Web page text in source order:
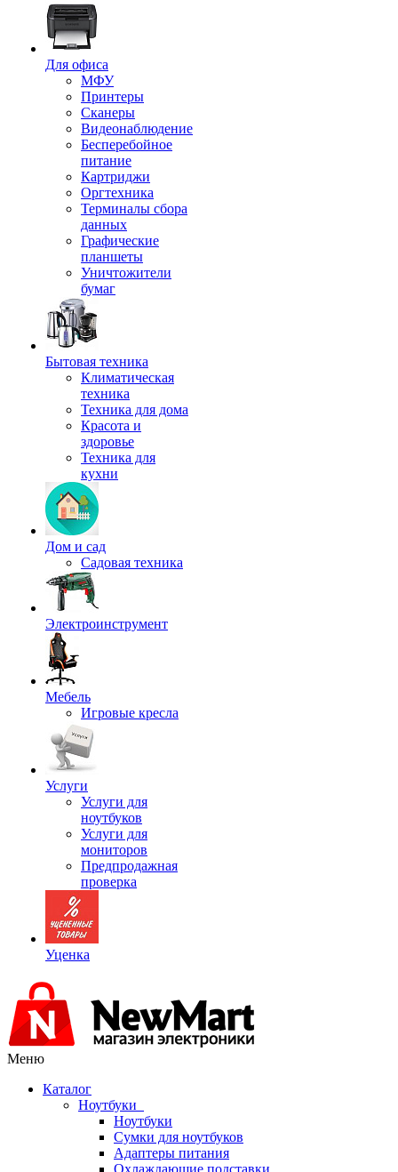
Для офиса
МФУ
Принтеры
Сканеры
Видеонаблюдение
Бесперебойное
питание
Картриджи
Оргтехника
Терминалы сбора
данных
Графические
планшеты
Уничтожители
бумаг
Бытовая техника
Климатическая
техника
Техника для дома
Красота и
здоровье
Техника для
кухни
Дом и сад
Садовая техника
Электроинструмент
Мебель
Игровые кресла
Услуги
Услуги для
ноутбуков
Услуги для
мониторов
Предпродажная
проверка
Уценка
Меню
Каталог
Ноутбуки
Ноутбуки
Сумки для ноутбуков
Адаптеры питания
Охлаждающие подставки